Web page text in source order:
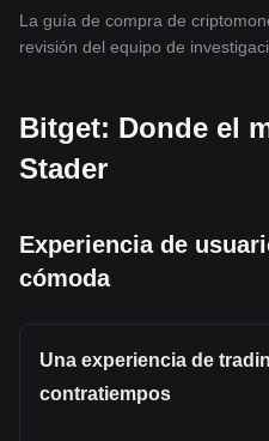
La guía de compra de
revisión del equipo de
Bitget: Donde el
Stader
Experiencia de
cómoda
Una experiencia de
contratiempos